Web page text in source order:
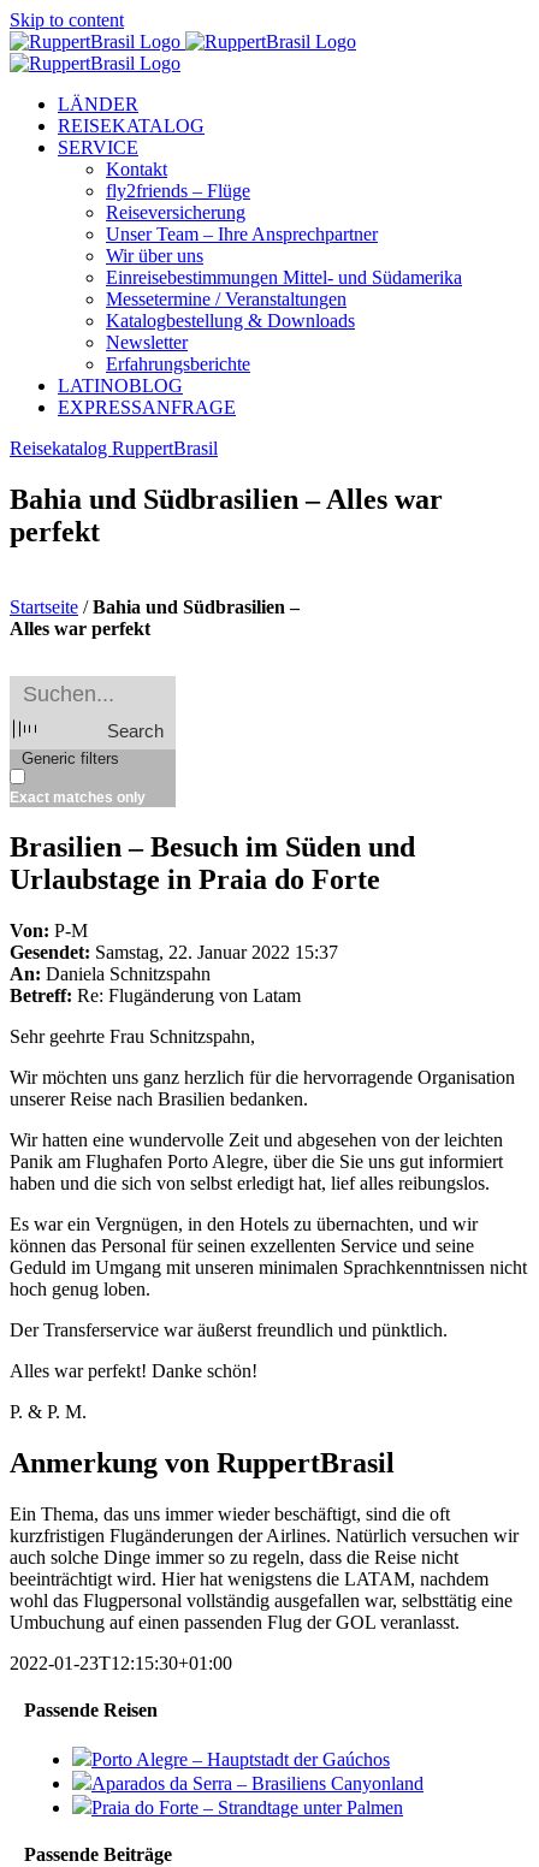
Skip to content
LÄNDER
REISEKATALOG
SERVICE
Kontakt
fly2friends – Flüge
Reiseversicherung
Unser Team – Ihre Ansprechpartner
Wir über uns
Einreisebestimmungen Mittel- und Südamerika
Messetermine / Veranstaltungen
Katalogbestellung & Downloads
Newsletter
Erfahrungsberichte
LATINOBLOG
EXPRESSANFRAGE
Reisekatalog RuppertBrasil
Bahia und Südbrasilien – Alles war
perfekt
Startseite /Bahia und Südbrasilien –
Alles war perfekt
Search
Generic filters
Exact matches only
Brasilien – Besuch im Süden und
Urlaubstage in Praia do Forte
Von: P-M
Gesendet: Samstag, 22. Januar 2022 15:37
An: Daniela Schnitzspahn
Betreff: Re: Flugänderung von Latam
Sehr geehrte Frau Schnitzspahn,
Wir möchten uns ganz herzlich für die hervorragende Organisation
unserer Reise nach Brasilien bedanken.
Wir hatten eine wundervolle Zeit und abgesehen von der leichten
Panik am Flughafen Porto Alegre, über die Sie uns gut informiert
haben und die sich von selbst erledigt hat, lief alles reibungslos.
Es war ein Vergnügen, in den Hotels zu übernachten, und wir
können das Personal für seinen exzellenten Service und seine
Geduld im Umgang mit unseren minimalen Sprachkenntnissen nicht
hoch genug loben.
Der Transferservice war äußerst freundlich und pünktlich.
Alles war perfekt! Danke schön!
P. & P. M.
Anmerkung von RuppertBrasil
Ein Thema, das uns immer wieder beschäftigt, sind die oft
kurzfristigen Flugänderungen der Airlines. Natürlich versuchen wir
auch solche Dinge immer so zu regeln, dass die Reise nicht
beeinträchtigt wird. Hier hat wenigstens die LATAM, nachdem
wohl das Flugpersonal vollständig ausgefallen war, selbsttätig eine
Umbuchung auf einen passenden Flug der GOL veranlasst.
2022-01-23T12:15:30+01:00
Passende Reisen
Porto Alegre – Hauptstadt der Gaúchos
Aparados da Serra – Brasiliens Canyonland
Praia do Forte – Strandtage unter Palmen
Passende Beiträge